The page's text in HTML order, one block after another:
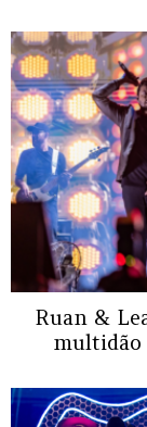
Ruan &
multidão